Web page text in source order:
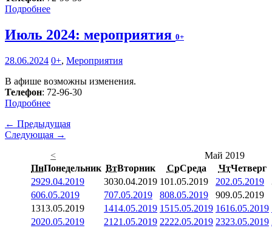
Подробнее
Июль 2024: мероприятия 0+
28.06.2024 0+, Мероприятия
В афише возможны изменения.
Телефон: 72-96-30
Подробнее
← Предыдущая
Следующая →
<
Май 2019
ПнПонедельник ВтВторник СрСреда ЧтЧетверг
2929.04.2019 3030.04.2019 101.05.2019 202.05.2019
606.05.2019 707.05.2019 808.05.2019 909.05.2019
1313.05.2019 1414.05.2019 1515.05.2019 1616.05.2019
2020.05.2019 21 21.05.2019 2222.05.2019 2323.05.2019